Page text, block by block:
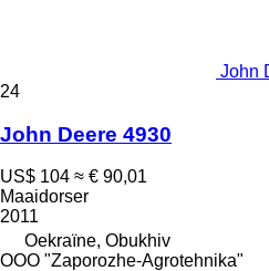
John
24
John Deere 4930
US$ 104 ≈ € 90,01
Maaidorser
2011
Oekraïne, Obukhiv
OOO "Zaporozhe-Agrotehnika"